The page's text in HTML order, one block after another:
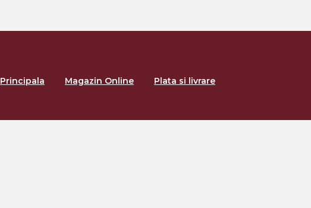
Principala Magazin Online Plata si livrare